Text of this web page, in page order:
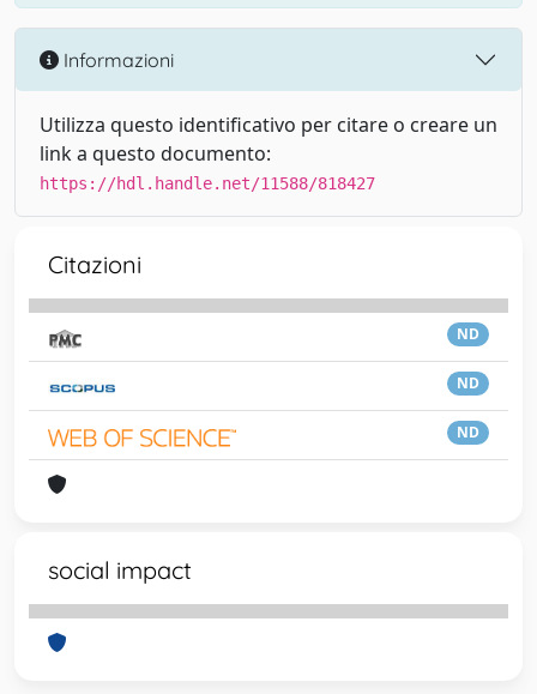
Informazioni
Utilizza questo identificativo per citare o creare un
link a questo documento:
https://hdl.handle.net/11588/818427
Citazioni
ND
ND
ND
social impact